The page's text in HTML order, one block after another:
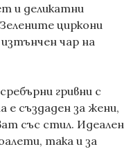
и деликатни
циркони
чар на
гривни с
е създаден за жени,
със стил. Идеален
така и за